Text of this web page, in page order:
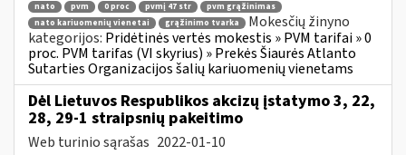
nato pvm 0 proc pvmį 47 str
pvm grąžinimas
nato kariuomenių vienetai
grąžinimo tvarka
Mokesčių žinyno
kategorijos: Pridėtinės vertės mokestis » PVM tarifai » 0
proc. PVM tarifas (VI skyrius) » Prekės Šiaurės Atlanto
Sutarties Organizacijos šalių kariuomenių vienetams
Dėl Lietuvos Respublikos akcizų įstatymo 3, 22,
28, 29-1 straipsnių pakeitimo
Web turinio sąrašas 2022-01-10